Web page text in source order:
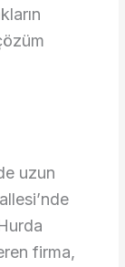
uzun
firma,